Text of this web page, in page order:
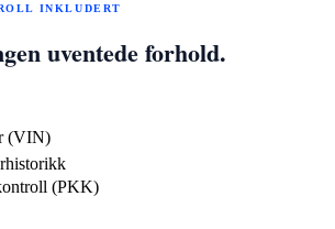
INKLUDERT
uventede forhold.
(VIN)
(PKK)